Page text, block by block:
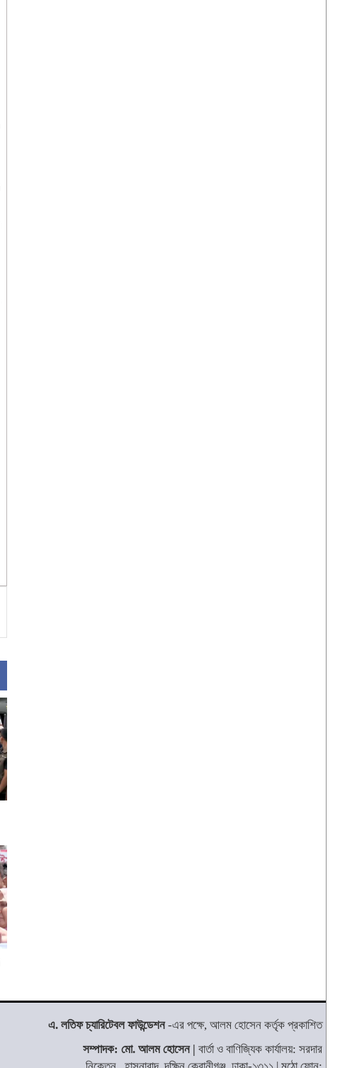
এ. লতিফ চ্যারিটেবল ফাউন্ডেশন-এর পক্ষে, আলম হোসেন কর্তৃক প্রকাশিত
সম্পাদক: মো. আলম হোসেন | বার্তা ও বাণিজ্যিক কার্যালয়: সরদার